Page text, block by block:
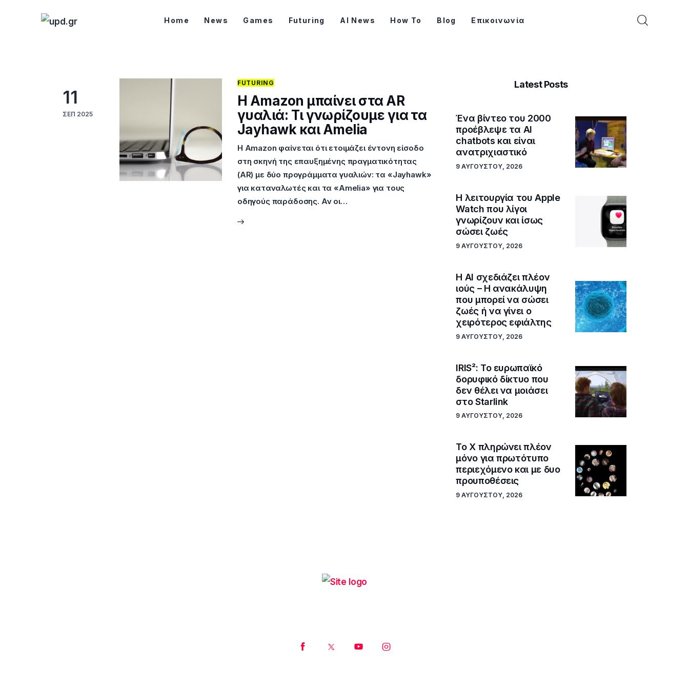
Home News Games Futuring AI News How To Blog Επικοινωνία
11
ΣΕΠ 2025
FUTURING
Η Amazon μπαίνει στα AR
γυαλιά: Τι γνωρίζουμε για τα
Jayhawk και Amelia
Η Amazon φαίνεται ότι ετοιμάζει έντονη είσοδο
στη σκηνή της επαυξημένης πραγματικότητας
(AR) με δύο προγράμματα γυαλιών: τα «Jayhawk»
για καταναλωτές και τα «Amelia» για τους
οδηγούς παράδοσης. Αν οι…
Latest Posts
Ένα βίντεο του 2000
προέβλεψε τα AI
chatbots και είναι
ανατριχιαστικό
9 ΑΥΓΟΎΣΤΟΥ, 2026
Η λειτουργία του Apple
Watch που λίγοι
γνωρίζουν και ίσως
σώσει ζωές
9 ΑΥΓΟΎΣΤΟΥ, 2026
Η AI σχεδιάζει πλέον
ιούς – Η ανακάλυψη
που μπορεί να σώσει
ζωές ή να γίνει ο
χειρότερος εφιάλτης
9 ΑΥΓΟΎΣΤΟΥ, 2026
IRIS²: Το ευρωπαϊκό
δορυφικό δίκτυο που
δεν θέλει να μοιάσει
στο Starlink
9 ΑΥΓΟΎΣΤΟΥ, 2026
Το X πληρώνει πλέον
μόνο για πρωτότυπο
περιεχόμενο και με δυο
προυποθέσεις
9 ΑΥΓΟΎΣΤΟΥ, 2026